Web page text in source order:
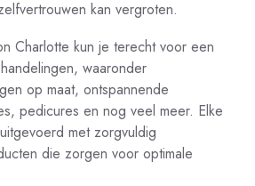
kan vergroten.
Charlotte kun je terecht voor een
waaronder
op maat, ontspannende
pedicures en nog veel meer. Elke
met zorgvuldig
die zorgen voor optimale